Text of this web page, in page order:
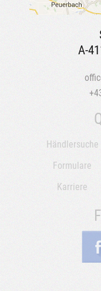
A-
Händlersuche
Formulare
Karriere